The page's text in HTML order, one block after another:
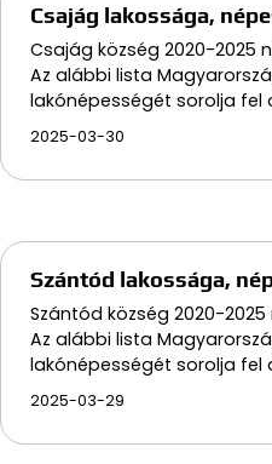
Csajág lakossága,
Csajág község 2020-2025
Az alábbi lista
lakónépességét sorolja fel
2025-03-30
Szántód lakossága,
Szántód község 2020-
Az alábbi lista
lakónépességét sorolja fel
2025-03-29